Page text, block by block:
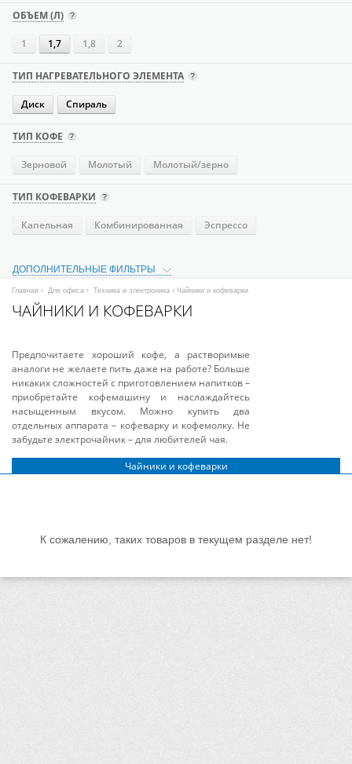
ОБЪЕМ (Л)
1 1,7 1,8 2
ТИП НАГРЕВАТЕЛЬНОГО ЭЛЕМЕНТА
Диск Спираль
ТИП КОФЕ
Зерновой Молотый Молотый/зерно
ТИП КОФЕВАРКИ
Капельная Комбинированная Эспрессо
ДОПОЛНИТЕЛЬНЫЕ ФИЛЬТРЫ
Главная › Для офиса › Техника и электроника › Чайники и кофеварки
ЧАЙНИКИ И КОФЕВАРКИ
Предпочитаете хороший кофе, а растворимые
аналоги не желаете пить даже на работе? Больше
никаких сложностей с приготовлением напитков –
приобретайте кофемашину и наслаждайтесь
насыщенным вкусом. Можно купить два
отдельных аппарата – кофеварку и кофемолку. Не
забудьте электрочайник – для любителей чая.
Чайники и кофеварки
К сожалению, таких товаров в текущем разделе нет!